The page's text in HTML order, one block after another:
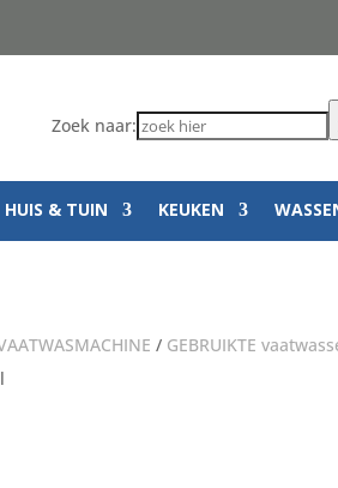
Zoek naar:
HUIS & TUIN KEUKEN
/ GEBRUIKTE